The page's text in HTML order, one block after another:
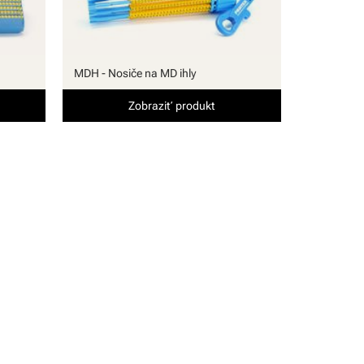
MDH - Nosiče na MD ihly
Zobraziť produkt